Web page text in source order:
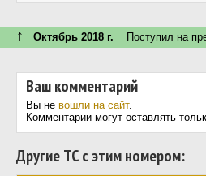
↑ Октябрь 2018 г. Поступил на
Ваш комментарий
Вы не вошли на сайт.
Комментарии могут оставлять
Другие ТС с этим номером: